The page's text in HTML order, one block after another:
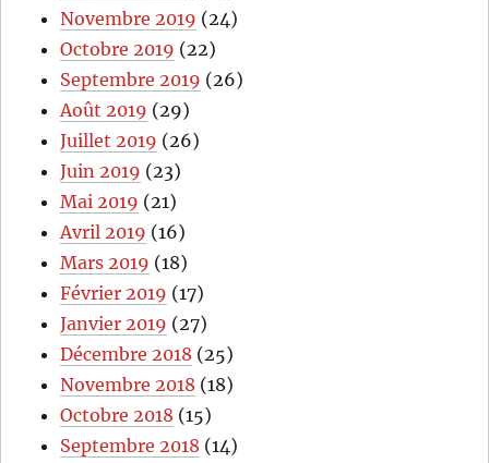
Novembre 2019 (24)
Octobre 2019 (22)
Septembre 2019 (26)
Août 2019 (29)
Juillet 2019 (26)
Juin 2019 (23)
Mai 2019 (21)
Avril 2019 (16)
Mars 2019 (18)
Février 2019 (17)
Janvier 2019 (27)
Décembre 2018 (25)
Novembre 2018 (18)
Octobre 2018 (15)
Septembre 2018 (14)